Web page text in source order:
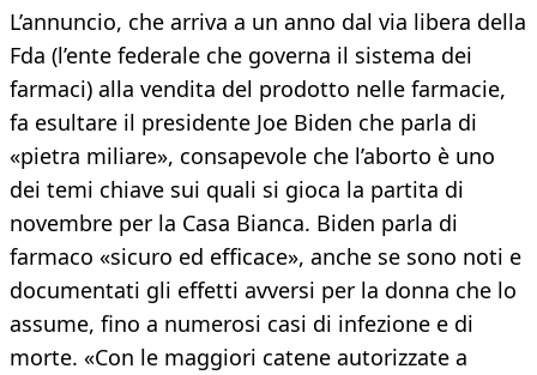
L’annuncio, che arriva a un anno dal via libera della
Fda (l’ente federale che governa il sistema dei
farmaci) alla vendita del prodotto nelle farmacie,
fa esultare il presidente Joe Biden che parla di
«pietra miliare», consapevole che l’aborto è uno
dei temi chiave sui quali si gioca la partita di
novembre per la Casa Bianca. Biden parla di
farmaco «sicuro ed efficace», anche se sono noti e
documentati gli effetti avversi per la donna che lo
assume, fino a numerosi casi di infezione e di
morte. «Con le maggiori catene autorizzate a